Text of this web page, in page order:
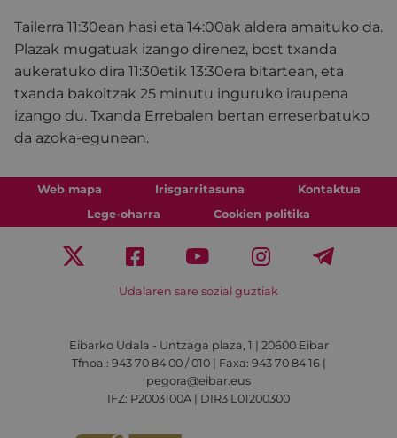
Tailerra 11:30ean hasi eta 14:00ak aldera amaituko da.
Plazak mugatuak izango direnez, bost txanda
aukeratuko dira 11:30etik 13:30era bitartean, eta
txanda bakoitzak 25 minutu inguruko iraupena
izango du. Txanda Errebalen bertan erreserbatuko
da azoka-egunean.
Web mapa Irisgarritasuna
Kontaktua
Lege-oharra
Cookien politika
Udalaren sare sozial guztiak
Eibarko Udala - Untzaga plaza, 1 | 20600 Eibar
Tfnoa.: 943 70 84 00 / 010 | Faxa: 943 70 84 16 |
pegora@eibar.eus
IFZ: P2003100A | DIR3 L01200300